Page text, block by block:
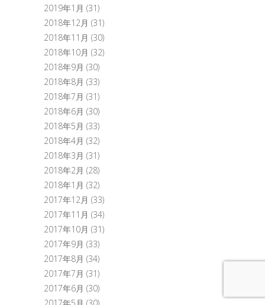
2019年1月 (31)
2018年12月 (31)
2018年11月 (30)
2018年10月 (32)
2018年9月 (30)
2018年8月 (33)
2018年7月 (31)
2018年6月 (30)
2018年5月 (33)
2018年4月 (32)
2018年3月 (31)
2018年2月 (28)
2018年1月 (32)
2017年12月 (33)
2017年11月 (34)
2017年10月 (31)
2017年9月 (33)
2017年8月 (34)
2017年7月 (31)
2017年6月 (30)